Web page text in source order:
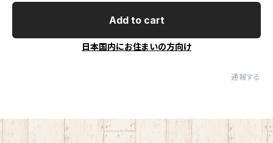
Add to cart
日本国内にお住まいの方向け
通報する